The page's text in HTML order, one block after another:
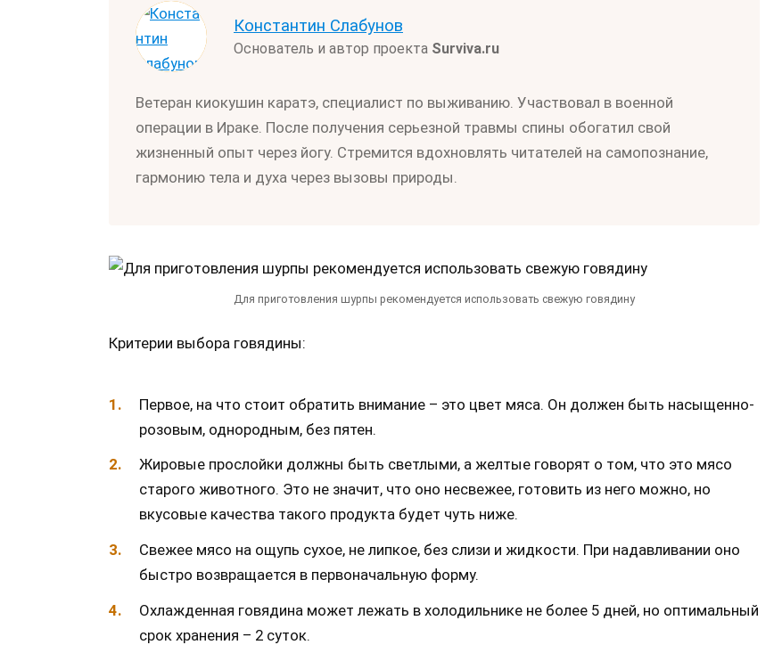
Константин Слабунов
Основатель и автор проекта Surviva.ru
Ветеран киокушин каратэ, специалист по выживанию. Участвовал в военной
операции в Ираке. После получения серьезной травмы спины обогатил свой
жизненный опыт через йогу. Стремится вдохновлять читателей на самопознание,
гармонию тела и духа через вызовы природы.
Для приготовления шурпы рекомендуется использовать свежую говядину
Критерии выбора говядины:
Первое, на что стоит обратить внимание – это цвет мяса. Он должен быть насыщенно-
розовым, однородным, без пятен.
Жировые прослойки должны быть светлыми, а желтые говорят о том, что это мясо
старого животного. Это не значит, что оно несвежее, готовить из него можно, но
вкусовые качества такого продукта будет чуть ниже.
Свежее мясо на ощупь сухое, не липкое, без слизи и жидкости. При надавливании оно
быстро возвращается в первоначальную форму.
Охлажденная говядина может лежать в холодильнике не более 5 дней, но оптимальный
срок хранения – 2 суток.